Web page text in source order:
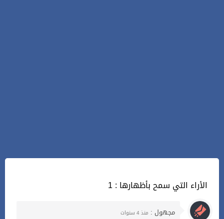
1 : الأراء التي سمح بأظهارها
مجهول : منذ 4 سنوات